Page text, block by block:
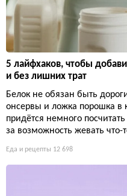
5 лайфхаков, чтобы
и без лишних трат
Белок не обязан быть
онсервы и ложка порошка в
придётся немного
за возможность жевать что-
Еда и рецепты 12 698